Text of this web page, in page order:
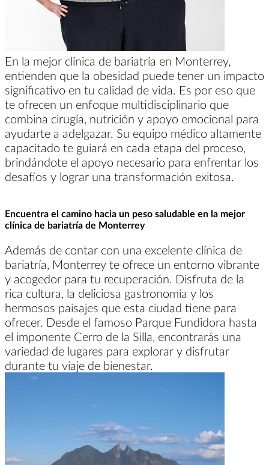
En la mejor clínica de bariatría en Monterrey,
entienden que la obesidad puede tener un impacto
significativo en tu calidad de vida. Es por eso que
te ofrecen un enfoque multidisciplinario que
combina cirugía, nutrición y apoyo emocional para
ayudarte a adelgazar. Su equipo médico altamente
capacitado te guiará en cada etapa del proceso,
brindándote el apoyo necesario para enfrentar los
desafíos y lograr una transformación exitosa.
Encuentra el camino hacia un peso saludable en la mejor
clínica de bariatría de Monterrey
Además de contar con una excelente clínica de
bariatría, Monterrey te ofrece un entorno vibrante
y acogedor para tu recuperación. Disfruta de la
rica cultura, la deliciosa gastronomía y los
hermosos paisajes que esta ciudad tiene para
ofrecer. Desde el famoso Parque Fundidora hasta
el imponente Cerro de la Silla, encontrarás una
variedad de lugares para explorar y disfrutar
durante tu viaje de bienestar.